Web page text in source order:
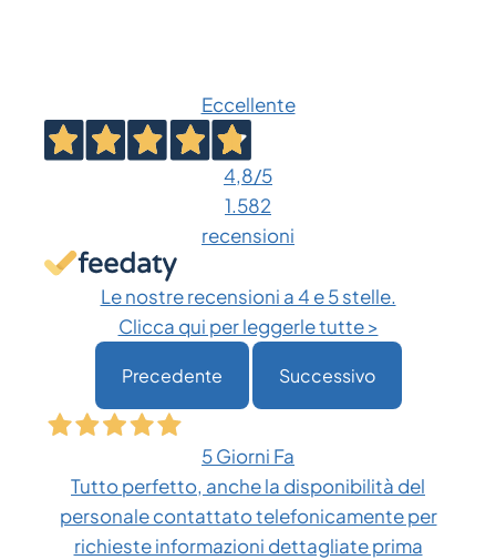
Le
opzioni
scelte
prodotto
Eccellente
4,8/5
1.582
recensioni
Le nostre recensioni a 4 e 5 stelle.
Clicca qui per leggerle tutte >
Precedente Successivo
5 Giorni Fa
Tutto perfetto, anche la disponibilità del
personale contattato telefonicamente per
richieste informazioni dettagliate prima